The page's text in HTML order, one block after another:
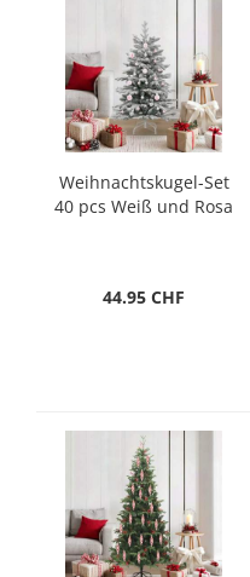
Weihnachtskugel-Set
40 pcs Weiß und Rosa
44.95 CHF